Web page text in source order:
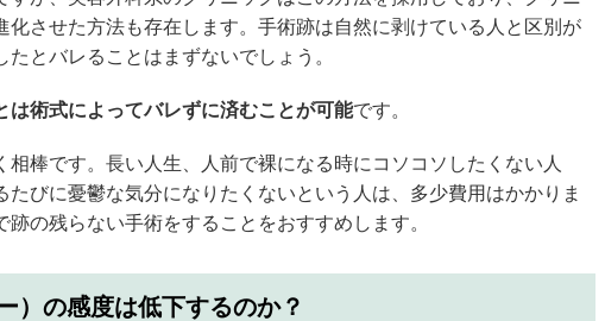
化させた方法も存在します。手術跡は自然に剥けている人と区別が
とバレることはまずないでしょう。
は術式によってバレずに済むことが可能です。
相棒です。長い人生、人前で裸になる時にコソコソしたくない人
たびに憂鬱な気分になりたくないという人は、多少費用はかかりま
の残らない手術をすることをおすすめします。
）の感度は低下するのか？